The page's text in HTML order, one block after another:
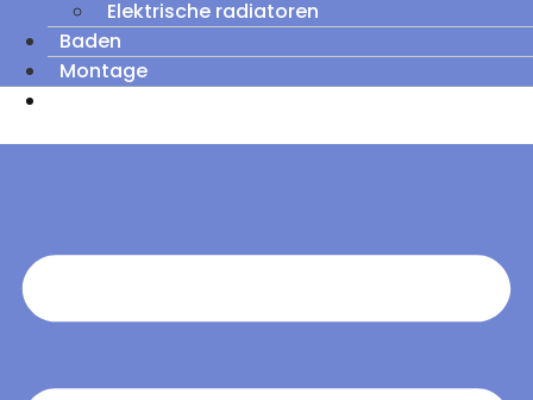
Elektrische radiatoren
Baden
Montage